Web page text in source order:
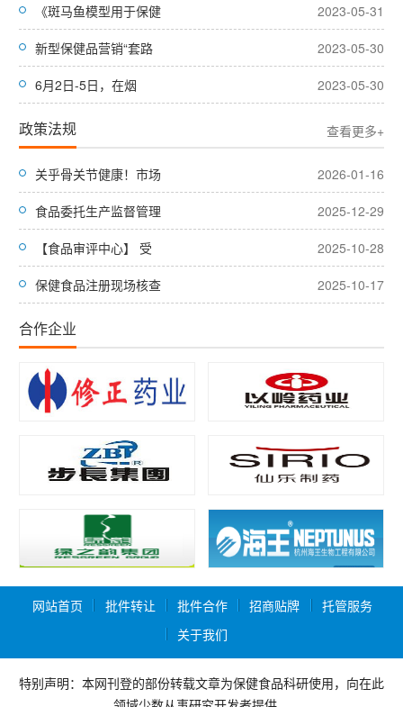
《斑马鱼模型用于保健 2023-05-31
新型保健品营销“套路 2023-05-30
6月2日-5日，在烟 2023-05-30
政策法规 查看更多+
关乎骨关节健康！市场 2026-01-16
食品委托生产监督管理 2025-12-29
【食品审评中心】 受 2025-10-28
保健食品注册现场核查 2025-10-17
合作企业
网站首页 批件转让 批件合作 招商贴牌
托管服务
关于我们
特别声明：本网刊登的部份转载文章为保健食品科研使用，向在此